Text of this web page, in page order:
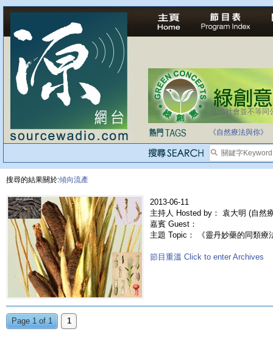
法治社會並不等同
自家教育合法化-
《自然療法與你》
搜尋的結果關於:傾向流產
2013-06-11
主持人 Hosted by： 袁大明 (自然
嘉賓 Guest：
主題 Topic： 《靈丹妙藥的同類
節目重溫 Click to enter Archives
Page 1 of 1 1